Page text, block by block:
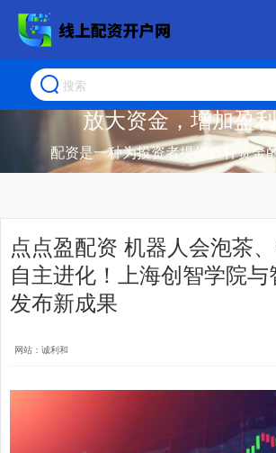
放大资金，增加盈
配资是一种为投资者提供杠杆资金
点点盈配资 机器人会泡茶
自主进化！上海创智学院与
发布新成果
网站：诚利和